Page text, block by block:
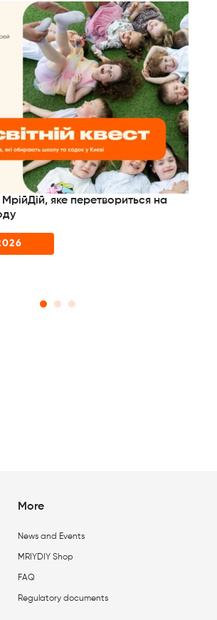
яке перетвориться на
More
News and Events
MRIYDIY Shop
FAQ
Regulatory documents